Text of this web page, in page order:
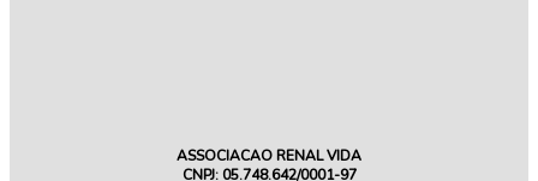
ASSOCIACAO RENAL VIDA
CNPJ: 05.748.642/0001-97